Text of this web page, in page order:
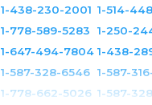
1-438-230-2001 1-514-
1-778-589-5283
1-250-
1-647-494-7804 1-438-
1-587-328-6546 1-587-
1-778-662-5026 1-587-